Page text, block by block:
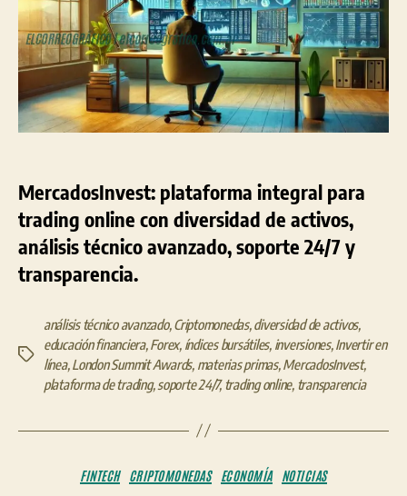
MercadosInvest: plataforma integral para
trading online con diversidad de activos,
análisis técnico avanzado, soporte 24/7 y
transparencia.
Etiquetas
análisis técnico avanzado,Criptomonedas,diversidad de activos,
educación financiera,Forex, índices bursátiles, inversiones,Invertir en
línea,London Summit Awards, materias primas,MercadosInvest,
plataforma de trading,soporte 24/7,trading online, transparencia
Categorías
FINTECH CRIPTOMONEDAS ECONOMÍA NOTICIAS